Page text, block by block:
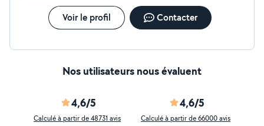
Voir le profil Contacter
Nos utilisateurs nous évaluent
4,6/5
Calculé à partir de 48731 avis
4,6/5
Calculé à partir de 66000 avis